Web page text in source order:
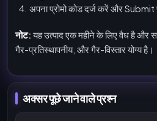
अपना प्रोमो कोड दर्ज करें और Submit
नोट:यह उत्पाद एक महीने के लिए वैध है और
गैर-प्रतिस्थापनीय, और गैर-विस्तार योग्य है।
अक्सर पूछे जाने वाले प्रश्न